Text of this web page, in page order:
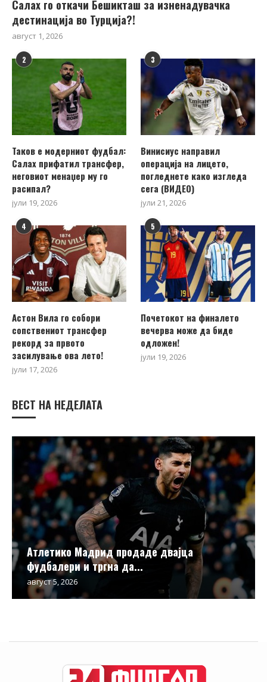
Салах го откачи Бешикташ за изненадувачка
дестинација во Турција?!
август 1, 2026
2
Таков е модерниот фудбал:
Салах прифатил трансфер,
неговиот менаџер му го
расипал?
јули 19, 2026
3
Винисиус направил
операција на лицето,
погледнете како изгледа
сега (ВИДЕО)
јули 21, 2026
4
Астон Вила го собори
сопствениот трансфер
рекорд за првото
засилување ова лето!
јули 17, 2026
5
Почетокот на финалето
вечерва може да биде
одложен!
јули 19, 2026
ВЕСТ НА НЕДЕЛАТА
Атлетико Мадрид продаде двајца
фудбалери и тргна да...
август 5, 2026